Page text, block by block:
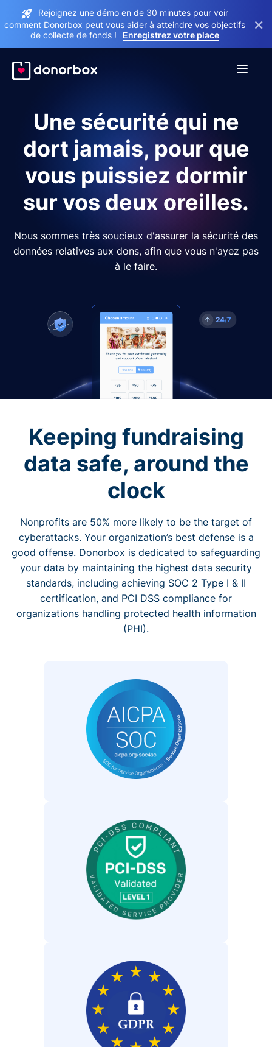
Rejoignez une démo en de 30 minutes pour voir
comment Donorbox peut vous aider à atteindre vos objectifs
de collecte de fonds !
Enregistrez votre place
×
Une sécurité qui ne
dort jamais, pour que
vous puissiez dormir
sur vos deux oreilles.
Nous sommes très soucieux d'assurer la sécurité des
données relatives aux dons, afin que vous n'ayez pas
à le faire.
Keeping fundraising
data safe, around the
clock
Nonprofits are 50% more likely to be the target of
cyberattacks. Your organization’s best defense is a
good offense. Donorbox is dedicated to safeguarding
your data by maintaining the highest data security
standards, including achieving SOC 2 Type I & II
certification, and PCI DSS compliance for
organizations handling protected health information
(PHI).